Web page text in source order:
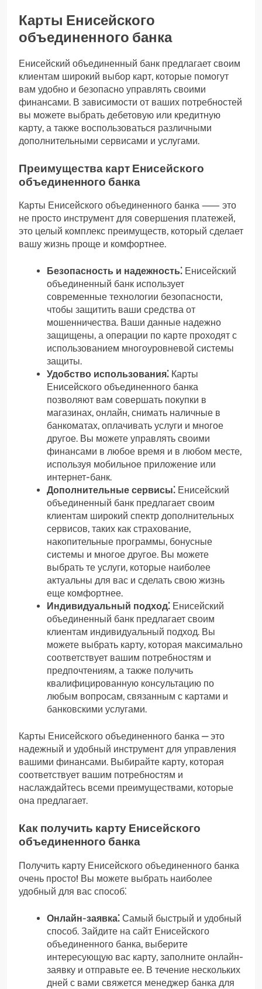
Карты Енисейского
объединенного банка
Енисейский объединенный банк предлагает своим
клиентам широкий выбор карт, которые помогут
вам удобно и безопасно управлять своими
финансами. В зависимости от ваших потребностей
вы можете выбрать дебетовую или кредитную
карту, а также воспользоваться различными
дополнительными сервисами и услугами.
Преимущества карт Енисейского
объединенного банка
Карты Енисейского объединенного банка ⸺ это
не просто инструмент для совершения платежей,
это целый комплекс преимуществ, который сделает
вашу жизнь проще и комфортнее.
Безопасность и надежность⁚ Енисейский
объединенный банк использует
современные технологии безопасности,
чтобы защитить ваши средства от
мошенничества. Ваши данные надежно
защищены, а операции по карте проходят с
использованием многоуровневой системы
защиты.
Удобство использования⁚ Карты
Енисейского объединенного банка
позволяют вам совершать покупки в
магазинах, онлайн, снимать наличные в
банкоматах, оплачивать услуги и многое
другое. Вы можете управлять своими
финансами в любое время и в любом месте,
используя мобильное приложение или
интернет-банк.
Дополнительные сервисы⁚ Енисейский
объединенный банк предлагает своим
клиентам широкий спектр дополнительных
сервисов, таких как страхование,
накопительные программы, бонусные
системы и многое другое. Вы можете
выбрать те услуги, которые наиболее
актуальны для вас и сделать свою жизнь
еще комфортнее.
Индивидуальный подход⁚ Енисейский
объединенный банк предлагает своим
клиентам индивидуальный подход. Вы
можете выбрать карту, которая максимально
соответствует вашим потребностям и
предпочтениям, а также получить
квалифицированную консультацию по
любым вопросам, связанным с картами и
банковскими услугами.
Карты Енисейского объединенного банка — это
надежный и удобный инструмент для управления
вашими финансами. Выбирайте карту, которая
соответствует вашим потребностям и
наслаждайтесь всеми преимуществами, которые
она предлагает.
Как получить карту Енисейского
объединенного банка
Получить карту Енисейского объединенного банка
очень просто! Вы можете выбрать наиболее
удобный для вас способ⁚
Онлайн-заявка⁚ Самый быстрый и удобный
способ. Зайдите на сайт Енисейского
объединенного банка, выберите
интересующую вас карту, заполните онлайн-
заявку и отправьте ее. В течение нескольких
дней с вами свяжется менеджер банка для